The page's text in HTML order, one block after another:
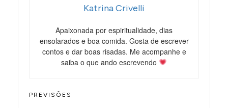
Katrina Crivelli
Apaixonada por espiritualidade, dias
ensolarados e boa comida. Gosta de escrever
contos e dar boas risadas. Me acompanhe e
saiba o que ando escrevendo
PREVISÕES